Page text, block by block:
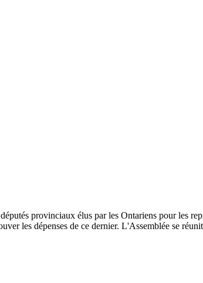
provinciaux élus par les Ontariens pour les
les dépenses de ce dernier. L'Assemblée se